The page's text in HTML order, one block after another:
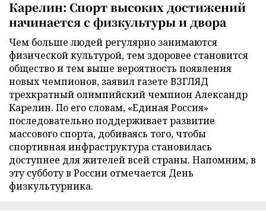
Карелин: Спорт высоких достижений
начинается с физкультуры и двора
Чем больше людей регулярно занимаются
физической культурой, тем здоровее становится
общество и тем выше вероятность появления
новых чемпионов, заявил газете ВЗГЛЯД
трехкратный олимпийский чемпион Александр
Карелин. По его словам, «Единая Россия»
последовательно поддерживает развитие
массового спорта, добиваясь того, чтобы
спортивная инфраструктура становилась
доступнее для жителей всей страны. Напомним, в
эту субботу в России отмечается День
физкультурника.